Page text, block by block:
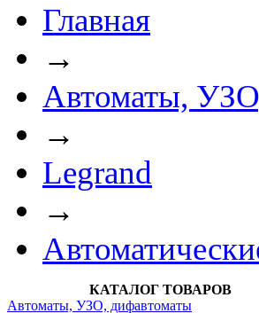
Главная
→
Автоматы,
→
Legrand
→
КАТАЛОГ ТОВАРОВ
Автоматы, УЗО, дифавтоматы